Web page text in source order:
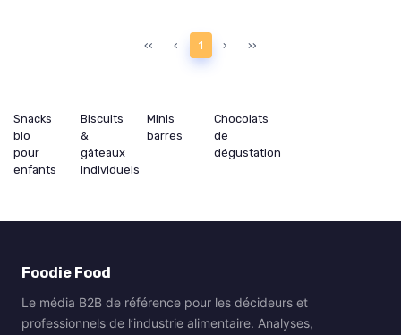
‹‹ ‹ 1 › ››
Snacks
bio
pour
enfants
Biscuits
&
gâteaux
individuels
Minis
barres
Chocolats
de
dégustation
Foodie Food
Le média B2B de référence pour les décideurs et
professionnels de l’industrie alimentaire. Analyses,